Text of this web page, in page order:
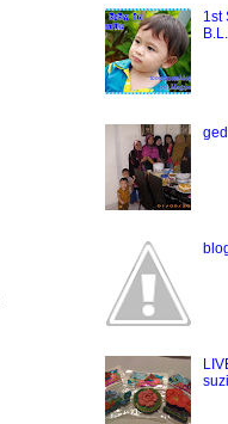
1st